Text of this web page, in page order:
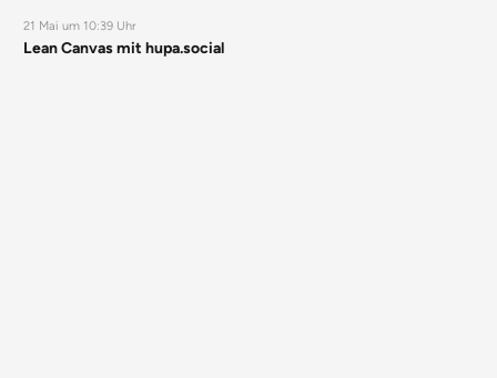
21 Mai um 10:39 Uhr
Lean Canvas mit hupa.social